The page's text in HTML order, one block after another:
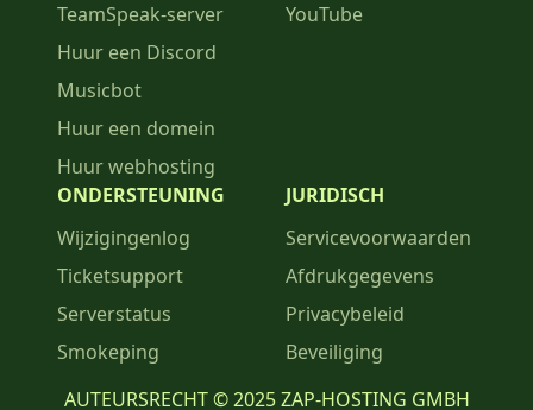
TeamSpeak-server
Huur een Discord
Musicbot
Huur een domein
Huur webhosting
YouTube
ONDERSTEUNING
Wijzigingenlog
Ticketsupport
Serverstatus
Smokeping
JURIDISCH
Servicevoorwaarden
Afdrukgegevens
Privacybeleid
Beveiliging
AUTEURSRECHT © 2025 ZAP-HOSTING GMBH